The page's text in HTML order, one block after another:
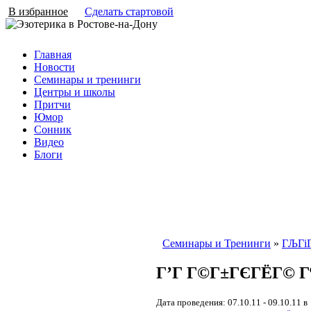
В избранное Сделать стартовой
Главная
Новости
Семинары и тренинги
Центры и школы
Притчи
Юмор
Сонник
Видео
Блоги
Семинары и Тренинги »
Г’Г Г©Г±ГЄГЁГ©
Дата проведения: 07.10.11 - 09.10.11 в